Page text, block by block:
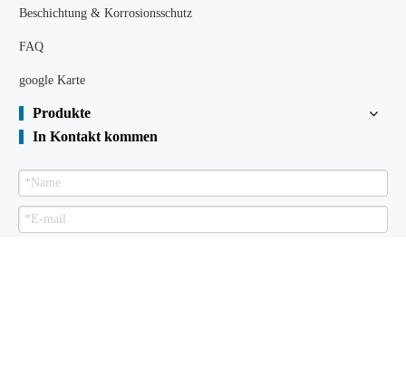
Beschichtung & Korrosionsschutz
FAQ
google Karte
Produkte
In Kontakt kommen